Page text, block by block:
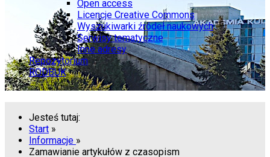
Open access
Licencje Creative Commons
Wyszukiwarki źródeł naukowych
Serwisy tematyczne
Inne adresy
Repozytorium
RODBUK
Jesteś tutaj:
Start »
Informacje »
Zamawianie artykułów z czasopism